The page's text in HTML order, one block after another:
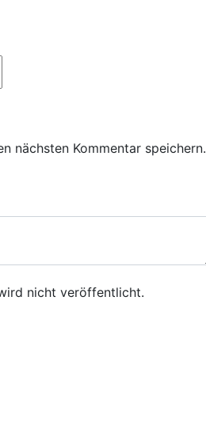
nächsten Kommentar speichern.
nicht veröffentlicht.